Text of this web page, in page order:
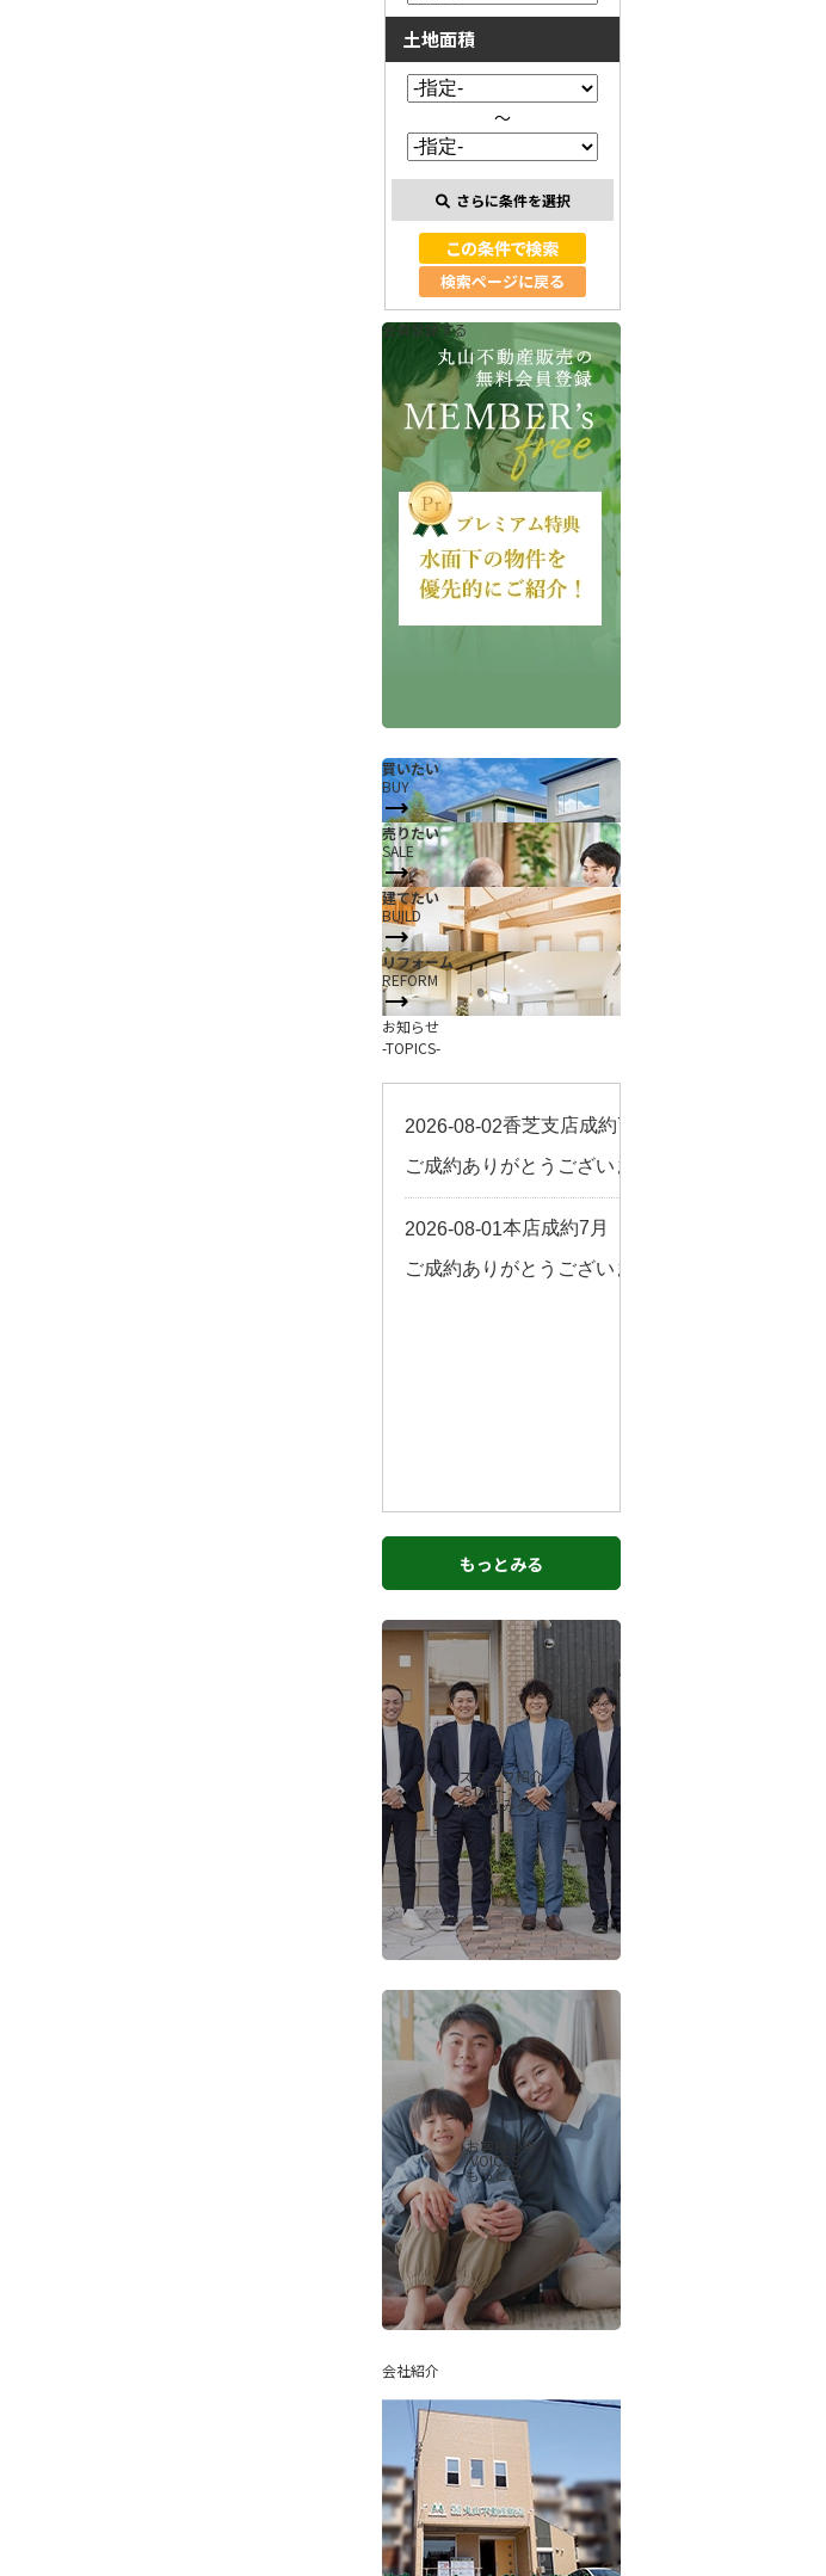
当社について
会社概要
香芝支店紹介ページ
採用情報
お知らせ
コラム
スタッフ紹介
お客様の声
来店予約
よくある質問
サイトマップ
お問い合わせ
土地面積
～
さらに条件を選択
検索ページに戻る
会員登録する
買いたい
BUY
売りたい
SALE
建てたい
BUILD
リフォーム
REFORM
お知らせ
-TOPICS-
もっとみる
スタッフ紹介
-STAFF-
もっとみる
お客様の声
-VOICES-
もっとみる
会社紹介